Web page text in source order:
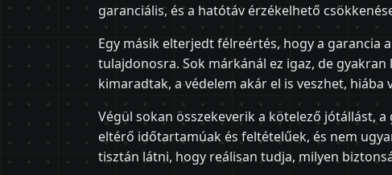
garanciális, és a hatótáv érzékelhető
Egy másik elterjedt félreértés, hogy a garancia
tulajdonosra. Sok márkánál ez igaz, de
kimaradtak, a védelem akár el is veszhet,
Végül sokan összekeverik a kötelező jótállást,
eltérő időtartamúak és feltételűek, és nem
tisztán látni, hogy reálisan tudja, milyen